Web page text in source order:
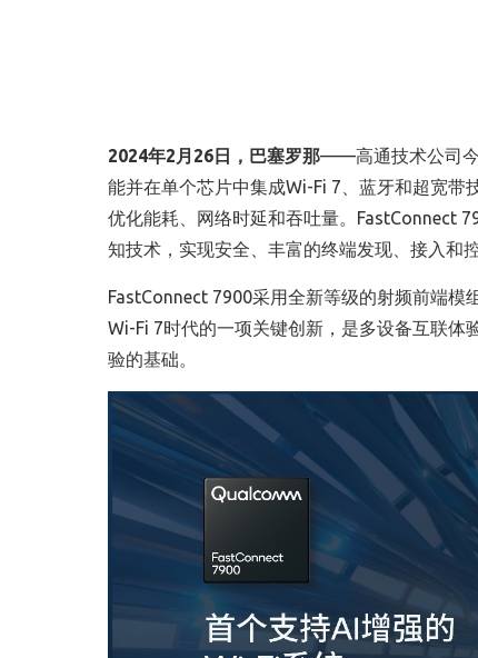
2024年2 月 26 日，巴塞罗那——高通技术公司
能并在单个芯片中集成Wi-Fi 7 、蓝牙和超宽带
优化能耗、网络时延和吞吐量。
FastConnect
知技术，实现安全、丰富的终端发现、接入和控
FastConnect 7900采用全新等级的射频前端模
Wi-Fi 7时代的一项关键创新，是多设备互联体
验的基础。